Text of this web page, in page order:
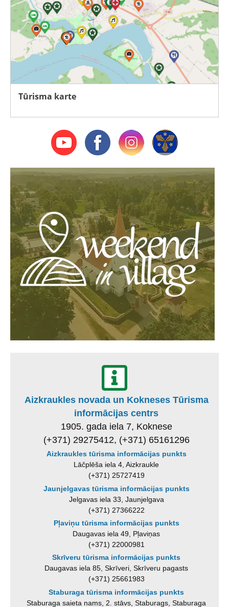
Tūrisma karte
Aizkraukles novada un Kokneses Tūrisma
informācijas centrs
1905. gada iela 7, Koknese
(+371) 29275412, (+371) 65161296
Aizkraukles tūrisma informācijas punkts
Lāčplēša iela 4, Aizkraukle
(+371) 25727419
Jaunjelgavas tūrisma informācijas punkts
Jelgavas iela 33, Jaunjelgava
(+371) 27366222
Pļaviņu tūrisma informācijas punkts
Daugavas iela 49, Pļaviņas
(+371) 22000981
Skrīveru tūrisma informācijas punkts
Daugavas iela 85, Skrīveri, Skrīveru pagasts
(+371) 25661983
Staburaga tūrisma informācijas punkts
Staburaga saieta nams, 2. stāvs, Staburags, Staburaga